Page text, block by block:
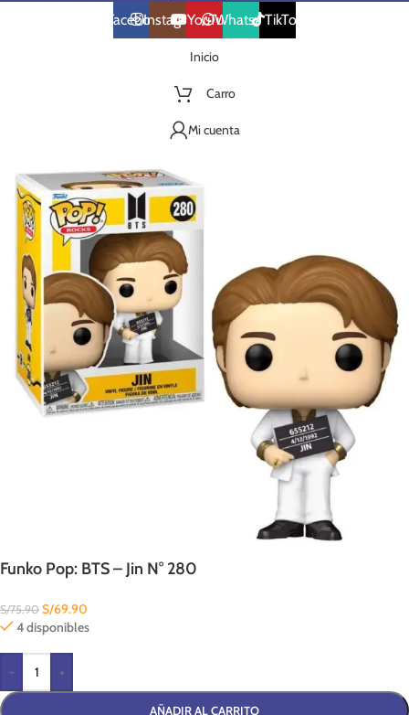
FacebookInstagramYouTubeWhatsAppTikTok
Inicio
Carro
Mi cuenta
Funko Pop: BTS – Jin N° 280
S/75.90 S/69.90
4 disponibles
- +
AÑADIR AL CARRITO